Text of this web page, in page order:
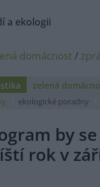
a ekologii
domácnost/
zelená
ekologické poradny
by
rok v